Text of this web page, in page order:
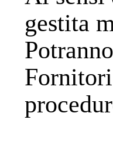
gestita